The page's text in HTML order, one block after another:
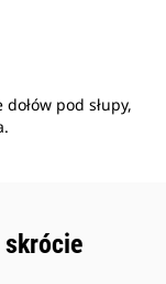
pod słupy,
skrócie